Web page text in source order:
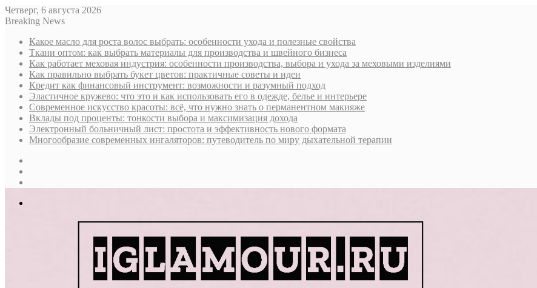
Четверг, 6 августа 2026
Breaking News
Какое масло для роста волос выбрать: особенности ухода и полезные свойства
Ткани оптом: как выбрать материалы для производства и швейного бизнеса
Как работает меховая индустрия: особенности производства, выбора и ухода за меховыми изделиями
Как правильно выбрать букет цветов: практичные советы и идеи
Кредит как финансовый инструмент: возможности и разумный подход
Эластичное кружево: что это и как использовать его в одежде, белье и интерьере
Современное искусство красоты: всё, что нужно знать о перманентном макияже
Вклады под проценты: тонкости выбора и максимизация дохода
Электронный больничный лист: простота и эффективность нового формата
Многообразие современных ингаляторов: путеводитель по миру дыхательной терапии